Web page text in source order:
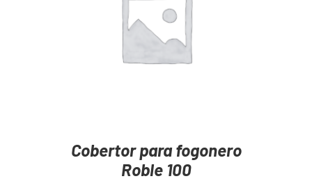
AGREGAR AL CARRITO
Cobertor para fogonero
Roble 100